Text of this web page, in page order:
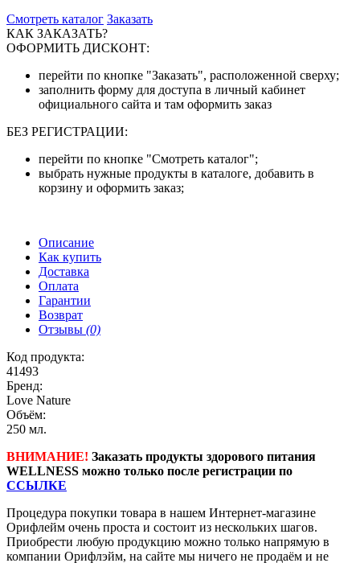
Смотреть каталог Заказать
КАК ЗАКАЗАТЬ?
ОФОРМИТЬ ДИСКОНТ:
перейти по кнопке "Заказать", расположенной сверху;
заполнить форму для доступа в личный кабинет
официального сайта и там оформить заказ
БЕЗ РЕГИСТРАЦИИ:
перейти по кнопке "Смотреть каталог";
выбрать нужные продукты в каталоге, добавить в
корзину и оформить заказ;
Описание
Как купить
Доставка
Оплата
Гарантии
Возврат
Отзывы (0)
Код продукта:
41493
Бренд:
Love Nature
Объём:
250 мл.
ВНИМАНИЕ! Заказать продукты здорового питания
WELLNESS можно только после регистрации по
ССЫЛКЕ
Процедура покупки товара в нашем Интернет-магазине
Орифлейм очень проста и состоит из нескольких шагов.
Приобрести любую продукцию можно только напрямую в
компании Орифлэйм, на сайте мы ничего не продаём и не